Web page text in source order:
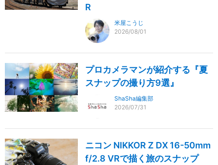
R
米屋こうじ
2026/08/01
プロカメラマンが紹介する『夏
スナップの撮り方9選』
ShaSha編集部
2026/07/31
ニコン NIKKOR Z DX 16-50mm
f/2.8 VRで描く旅のスナップ